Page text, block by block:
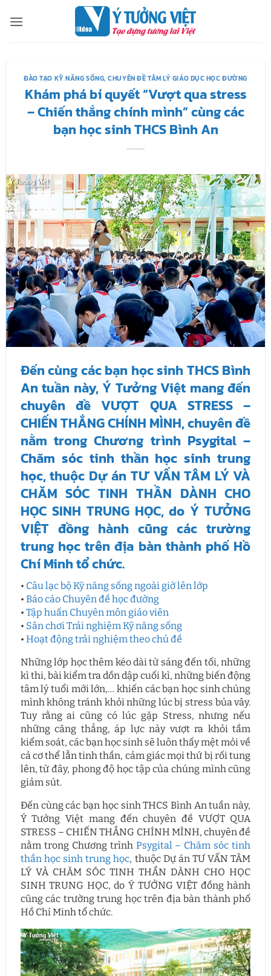
qua
ĐÀO TẠO KỸ NĂNG SỐNG,CHUYÊN ĐỀ TÂM LÝ GIÁO DỤC HỌC ĐƯỜNG
Khám phá bí quyết “Vượt qua stress
– Chiến thắng chính mình” cùng các
bạn học sinh THCS Bình An
Đến cùng các bạn học sinh THCS Bình
An tuần này, Ý Tưởng Việt mang đến
chuyên đề VƯỢT QUA STRESS –
CHIẾN THẮNG CHÍNH MÌNH, chuyên đề
nằm trong Chương trình Psygital –
Chăm sóc tinh thần học sinh trung
học, thuộc Dự án TƯ VẤN TÂM LÝ VÀ
CHĂM SÓC TINH THẦN DÀNH CHO
HỌC SINH TRUNG HỌC, do Ý TƯỞNG
VIỆT đồng hành cũng các trường
trung học trên địa bàn thành phố Hồ
Chí Minh tổ chức.
• Câu lạc bộ Kỹ năng sống ngoài giờ lên lớp
• Báo cáo Chuyên đề học đường
• Tập huấn Chuyên môn giáo viên
• Sân chơi Trải nghiệm Kỹ năng sống
• Hoạt động trải nghiệm theo chủ đề
Những lớp học thêm kéo dài từ sáng đến tối, những
kì thi, bài kiểm tra dồn dập cuối kì, những biến động
tâm lý tuổi mới lớn,… khiến các bạn học sinh chúng
mình không tránh khỏi những lúc bị stress bủa vây.
Tuy rằng ai cũng có lúc gặp Stress, nhưng nếu
những căng thẳng, áp lực này vượt ra khỏi tầm
kiểm soát, các bạn học sinh sẽ luôn thấy mệt mỏi về
cả cơ thể lẫn tinh thần, cảm giác mọi thứ bị rối tung
lên, từ đây, phong độ học tập của chúng mình cũng
giảm sút.
Đến cùng các bạn học sinh THCS Bình An tuần này,
Ý Tưởng Việt mang đến chuyên đề VƯỢT QUA
STRESS – CHIẾN THẮNG CHÍNH MÌNH, chuyên đề
nằm trong Chương trình Psygital – Chăm sóc tinh
thần học sinh trung học, thuộc Dự án TƯ VẤN TÂM
LÝ VÀ CHĂM SÓC TINH THẦN DÀNH CHO HỌC
SINH TRUNG HỌC, do Ý TƯỞNG VIỆT đồng hành
cũng các trường trung học trên địa bàn thành phố
Hồ Chí Minh tổ chức.